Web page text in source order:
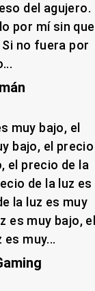
del agujero.
por mí sin que
no fuera por
muy bajo, el
bajo, el precio
el precio de la
de la luz es
la luz es muy
es muy bajo, el
es muy...